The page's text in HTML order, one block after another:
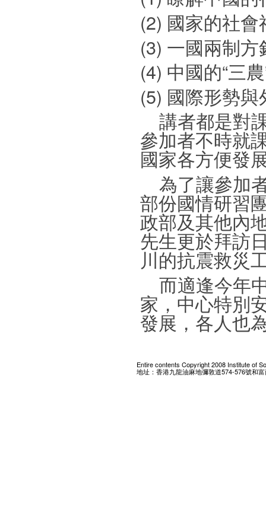
(2) 國家的社
(3) 一國兩制
(4) 中國的“三
(5) 國際形勢
講者都是對
參加者不時就
國家各方便發
為了讓參加
部份國情研習
政部及其他內
先生更於拜訪
川的抗震救災
而適逢今年
家，中心特別
發展，各人也